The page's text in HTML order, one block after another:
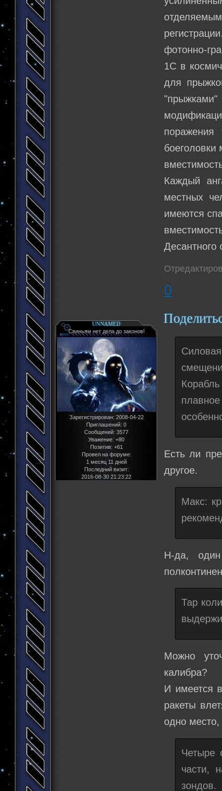
фотонно-
1С в
для
поражения
Каждый
местных
имеются
Десантного
0
UNNAMED
Свиньям нет дела до законов!
Зарегистрирован: 2008-04-22
Приглашений: 0
Сообщений: 3577
Уважение: +80
Позитив: +61
Провел на форуме:
1 месяц 11 дней
Последний визит:
2016-08-30 21:23:22
Есть ли
другое.
Макс:
Н-да,
Тар
Можно
калибра?
И имеется
ракеты
одно место,
Четыре
части,
зондов.